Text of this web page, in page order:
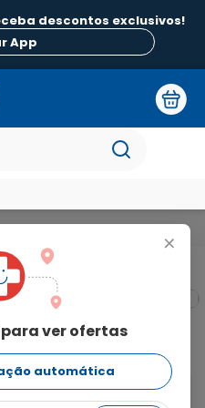
descontos exclusivos!
App
+
para ver ofertas
automática
100ml   Proporcione